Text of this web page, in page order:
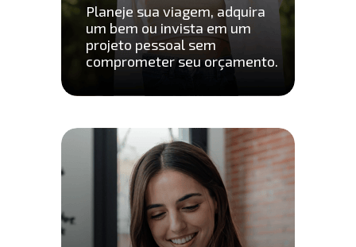
Planeje sua viagem, adquira
um bem ou invista em um
projeto pessoal sem
comprometer seu orçamento.